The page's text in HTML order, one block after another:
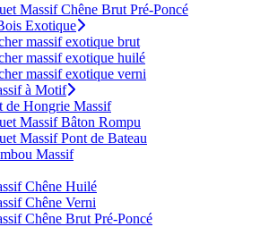
Massif Chêne Brut Pré-Poncé
Exotique
massif exotique brut
massif exotique huilé
massif exotique verni
à Motif
de Hongrie Massif
Massif Bâton Rompu
Massif Pont de Bateau
Massif
Chêne Huilé
Chêne Verni
Chêne Brut Pré-Poncé